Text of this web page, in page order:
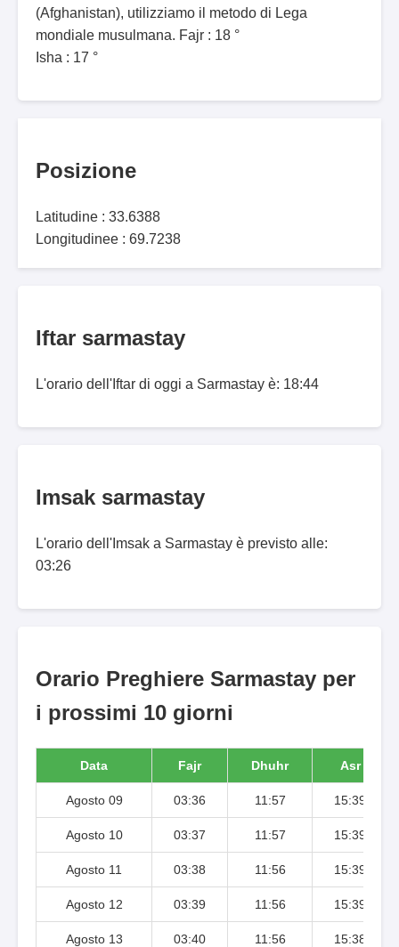
(Afghanistan), utilizziamo il metodo di Lega
mondiale musulmana. Fajr : 18 °
Isha : 17 °
Posizione
Latitudine : 33.6388
Longitudinee : 69.7238
Iftar sarmastay
L'orario dell'Iftar di oggi a Sarmastay è: 18:44
Imsak sarmastay
L'orario dell'Imsak a Sarmastay è previsto alle:
03:26
Orario Preghiere Sarmastay per
i prossimi 10 giorni
Data Fajr Dhuhr Asr
Agosto 09 03:36 11:57 15:39
Agosto 10 03:37 11:57 15:39
Agosto 11 03:38 11:56 15:39
Agosto 12 03:39 11:56 15:39
Agosto 13 03:40 11:56 15:38